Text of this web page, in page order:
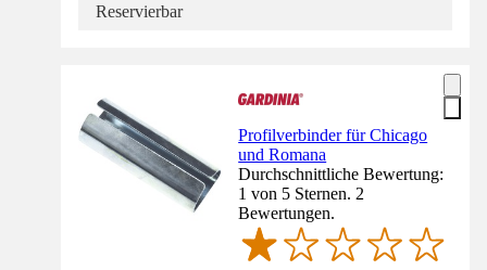
Reservierbar
Profilverbinder für Chicago
und Romana
Durchschnittliche Bewertung:
1 von 5 Sternen. 2
Bewertungen.